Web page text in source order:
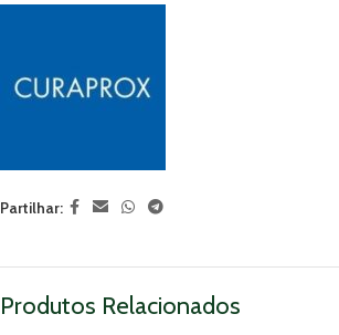
Partilhar:
Produtos Relacionados